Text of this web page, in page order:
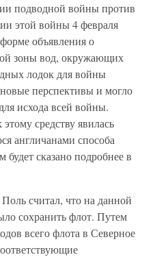
подводной войны против
этой войны 4 февраля
объявления о
зоны вод, окружающих
лодок для войны
перспективы и могло
исхода всей войны.
средству явилась
англичанами способа
сказано подробнее в
считал, что на данной
сохранить флот. Путем
всего флота в Северное